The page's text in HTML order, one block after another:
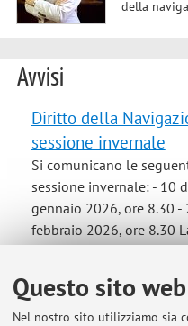
Questo sito
Nel nostro sito utilizziamo sia
della
Avvisi
Diritto della
sessione invernale
Si comunicano le
sessione invernale: - 10
gennaio 2026, ore 8.30
febbraio 2026, ore 8.30
appelli su Almaesami,
Pubblicato il: 18 ottobre